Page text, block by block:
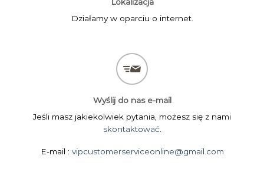
Lokalizacja
Działamy w oparciu o internet.
Wyślij do nas e-mail
Jeśli masz jakiekolwiek pytania, możesz się z nami
skontaktować
E-mail : vipcustomerserviceonline@gmail.com